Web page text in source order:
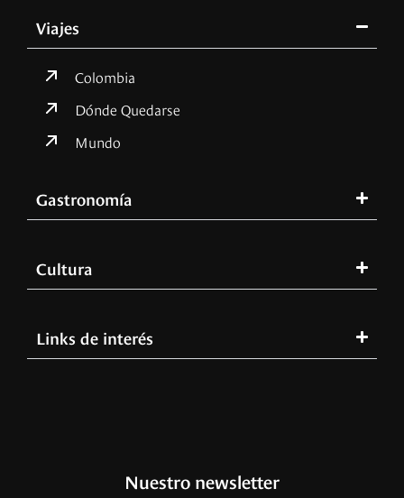
Viajes
Colombia
Dónde Quedarse
Mundo
Gastronomía
Cultura
Links de interés
Nuestro newsletter